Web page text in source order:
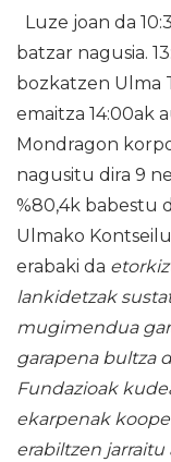
Luze joan da
batzar nagusia.
bozkatzen Ulma
emaitza 14:00ak
Mondragon
nagusitu dira 9
%80,4k babestu
Ulmako
erabaki da
lankidetzak
mugimendua
garapena bultza
Fundazioak
ekarpenak
erabiltzen jarraitu